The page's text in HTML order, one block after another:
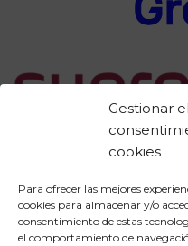
Gestionar el
cookies
Para ofrecer las mejores
cookies para almacenar y/o
consentimiento de estas
el comportamiento de